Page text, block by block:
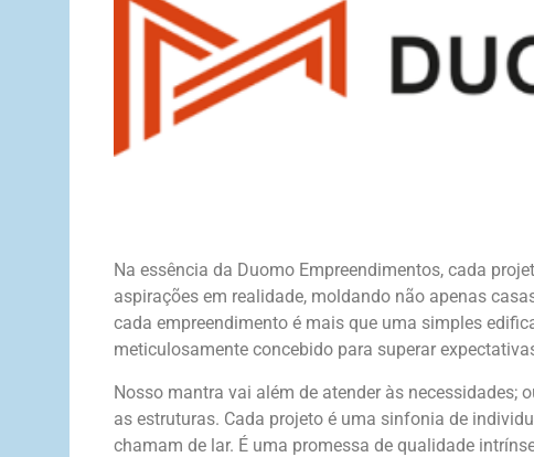
Na essência da Duomo Empreendimentos, cada
aspirações em realidade, moldando não apenas
cada empreendimento é mais que uma simples
meticulosamente concebido para superar
Nosso mantra vai além de atender às necessidades;
as estruturas. Cada projeto é uma sinfonia de
chamam de lar. É uma promessa de qualidade